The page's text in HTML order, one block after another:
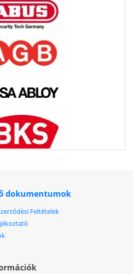
dokumentumok
Feltételek